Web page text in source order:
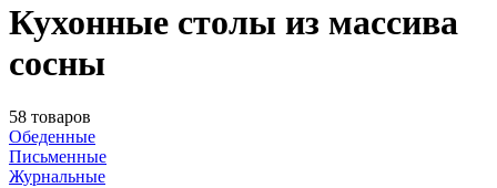
Кухонные столы из массива
сосны
58 товаров
Обеденные
Письменные
Журнальные